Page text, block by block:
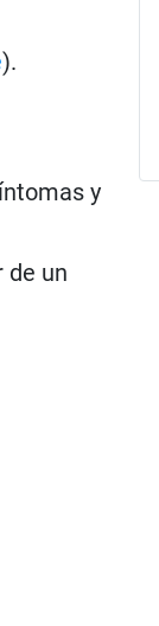
).
y
de un